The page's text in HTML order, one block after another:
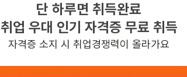
찾으시는 조건의 일자리가 없습니다
더욱더 노력하는 케어파트너가 되겠습니다.
단 하루면 취득완료
취업 우대 인기 자격증 무료 취득
자격증 소지 시 취업경쟁력이 올라가요